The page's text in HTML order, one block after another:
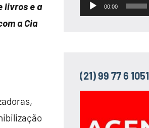
livros e a
a Cia
00:00
(21) 99 77 6 1051